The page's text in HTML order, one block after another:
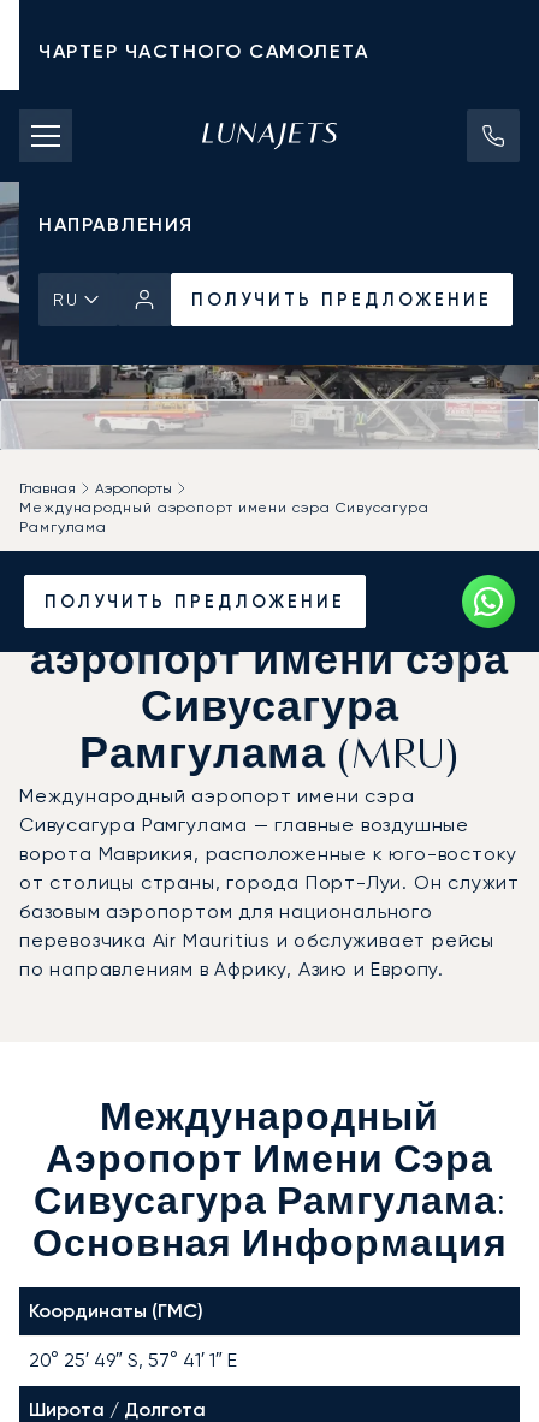
ЧАРТЕР ЧАСТНОГО САМОЛЕТА
СТОИМОСТЬ ЧАРТЕРА
ЧАСТНЫЕ САМОЛЕТЫ
НАПРАВЛЕНИЯ
RU ПОЛУЧИТЬ ПРЕДЛОЖЕНИЕ
ПОЛУЧИТЬ ПРЕДЛОЖЕНИЕ
Главная
Аэропорты
Международный аэропорт имени сэра Сивусагура
Рамгулама
Частный джет в
аэропорт имени сэра
Сивусагура
Рамгулама (MRU)
Международный аэропорт имени сэра
Сивусагура Рамгулама — главные воздушные
ворота Маврикия, расположенные к юго-востоку
от столицы страны, города Порт-Луи. Он служит
базовым аэропортом для национального
перевозчика Air Mauritius и обслуживает рейсы
по направлениям в Африку, Азию и Европу.
Международный
Аэропорт Имени Сэра
Сивусагура Рамгулама:
Основная Информация
Координаты (ГМС)
20° 25′ 49″ S, 57° 41′ 1″ E
Широта / Долгота